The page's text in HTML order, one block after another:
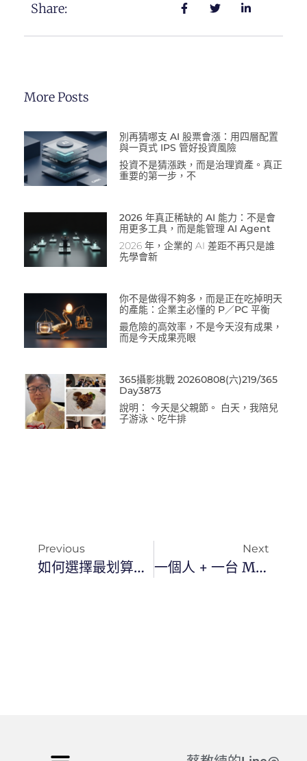
Share:
More Posts
別再猜哪支 AI 股票會漲：用四層配置
與一頁式 IPS 管好投資風險
投資不是猜漲跌，而是治理資產。真正
重要的第一步，不
2026 年真正稀缺的 AI 能力：不是會
用更多工具，而是能管理 AI Agent
2026 年，企業的 AI 差距不再只是誰
先學會新
你不是做得不夠多，而是正在吃掉明天
的產能：企業主必懂的 P／PC 平衡
最危險的高效率，不是今天沒有成果，
而是今天成果亮眼
365攝影挑戰 20260808(六)219/365
Day3873
說明： 今天是父親節。 白天，我陪兒
子游泳、吃牛排
Previous
如何選擇最划算的 AI 訂閱方案？5個維度挑選最佳 Coding Plan 實戰指南
Next
一個人 + 一台 MacBook + AI 工作流：我的本地端 AI 武器庫完整教學